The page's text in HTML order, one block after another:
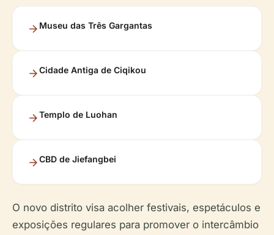
Museu das Três Gargantas
Cidade Antiga de Ciqikou
Templo de Luohan
CBD de Jiefangbei
O novo distrito visa acolher festivais, espetáculos e
exposições regulares para promover o intercâmbio